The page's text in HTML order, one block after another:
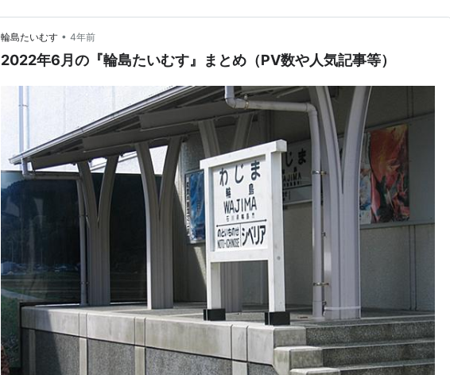
輪島たいむす • 4年前
2022年6月の『輪島たいむす』まとめ（PV数や人気記事等）